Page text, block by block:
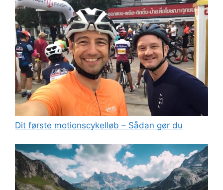
Dit første motionscykelløb – Sådan gør du